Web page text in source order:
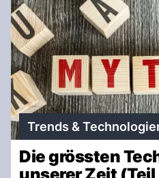
Trends &
Die grössten